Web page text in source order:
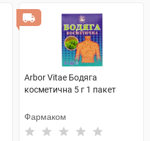
Arbor Vitae Бодяга
косметична 5 г 1 пакет
Фармаком